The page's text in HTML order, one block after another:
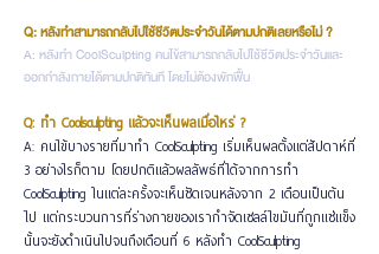
Q: หลังทำสามารถกลับไปใช้ชีวิตประจำวันได้ตามปกติเลยหรือไม่ ?
A: หลังทำ CoolSculpting คนไข้สามารถกลับไปใช้ชีวิตประจำวันและ
ออกกำลังกายได้ตามปกติทันที โดยไม่ต้องพักฟื้น
Q: ทำ Coolsculpting แล้วจะเห็นผลเมื่อไหร่ ?
A: คนไข้บางรายที่มาทำ CoolSculpting เริ่มเห็นผลตั้งแต่สัปดาห์ที่
3 อย่างไรก็ตาม โดยปกติแล้วผลลัพธ์ที่ได้จากการทำ
CoolSculpting ในแต่ละครั้งจะเห็นชัดเจนหลังจาก 2 เดือนเป็นต้น
ไป แต่กระบวนการที่ร่างกายของเรากำจัดเซลล์ไขมันที่ถูกแช่แข็ง
นั้นจะยังดำเนินไปจนถึงเดือนที่ 6 หลังทำ CoolSculpting